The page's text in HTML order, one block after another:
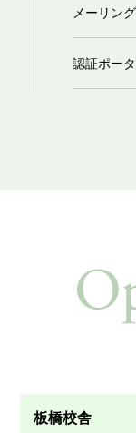
メーリン
認証ポー
板橋校舎